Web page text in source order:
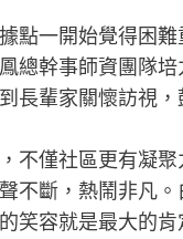
點一開始覺得困
總幹事師資團隊
長輩家關懷訪視
不僅社區更有凝
不斷，熱鬧非凡
笑容就是最大的